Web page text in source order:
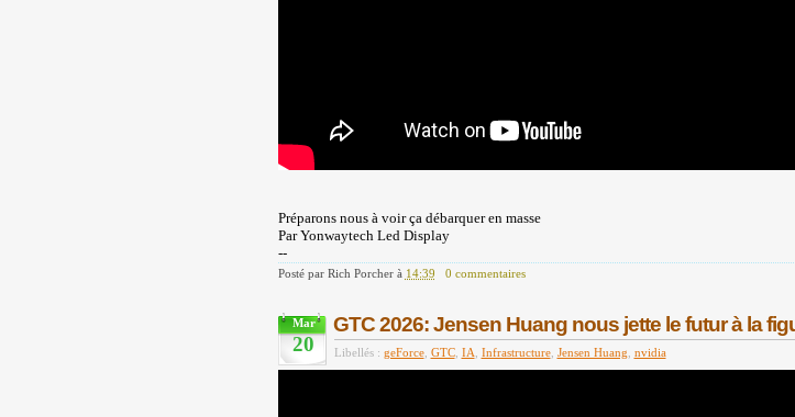
Préparons nous à voir ça débarquer en masse
Par Yonwaytech Led Display
--
Posté par Rich Porcher à 14:39 0 commentaires
Mar
20
GTC 2026: Jensen Huang nous jette le futur à la
Libellés : geForce, GTC, IA Infrastructure, Jensen Huang nvidia